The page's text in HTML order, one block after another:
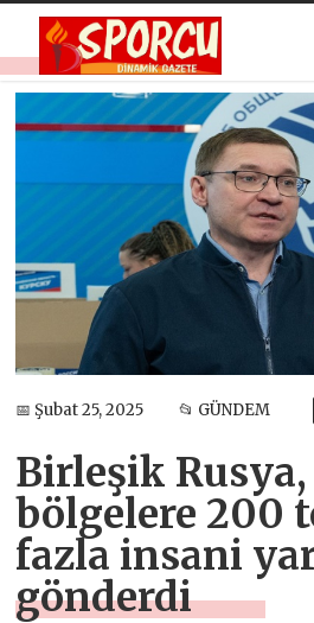
📅 Şubat 25, 2025 📂 GÜNDEM
Birleşik
bölgelere 200
fazla insani
gönderdi